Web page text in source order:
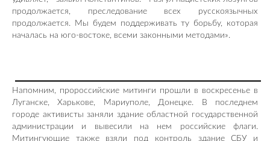
продолжается, преследование всех русскоязычных
продолжается. Мы будем поддерживать ту борьбу, которая
началась на юго-востоке, всеми законными методами».
Напомним, пророссийские митинги прошли в воскресенье в
Луганске, Харькове, Мариуполе, Донецке. В последнем
городе активисты заняли здание областной государственной
администрации и вывесили на нем российские флаги.
Митингующие также взяли под контроль здание СБУ и